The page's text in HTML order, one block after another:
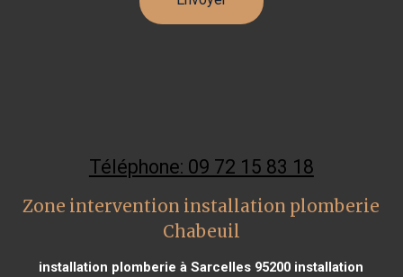
Téléphone: 09 72 15 83 18
Zone intervention installation plomberie
Chabeuil
installation plomberie à Sarcelles 95200 installation